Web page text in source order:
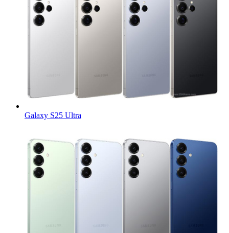
Galaxy S25 Ultra